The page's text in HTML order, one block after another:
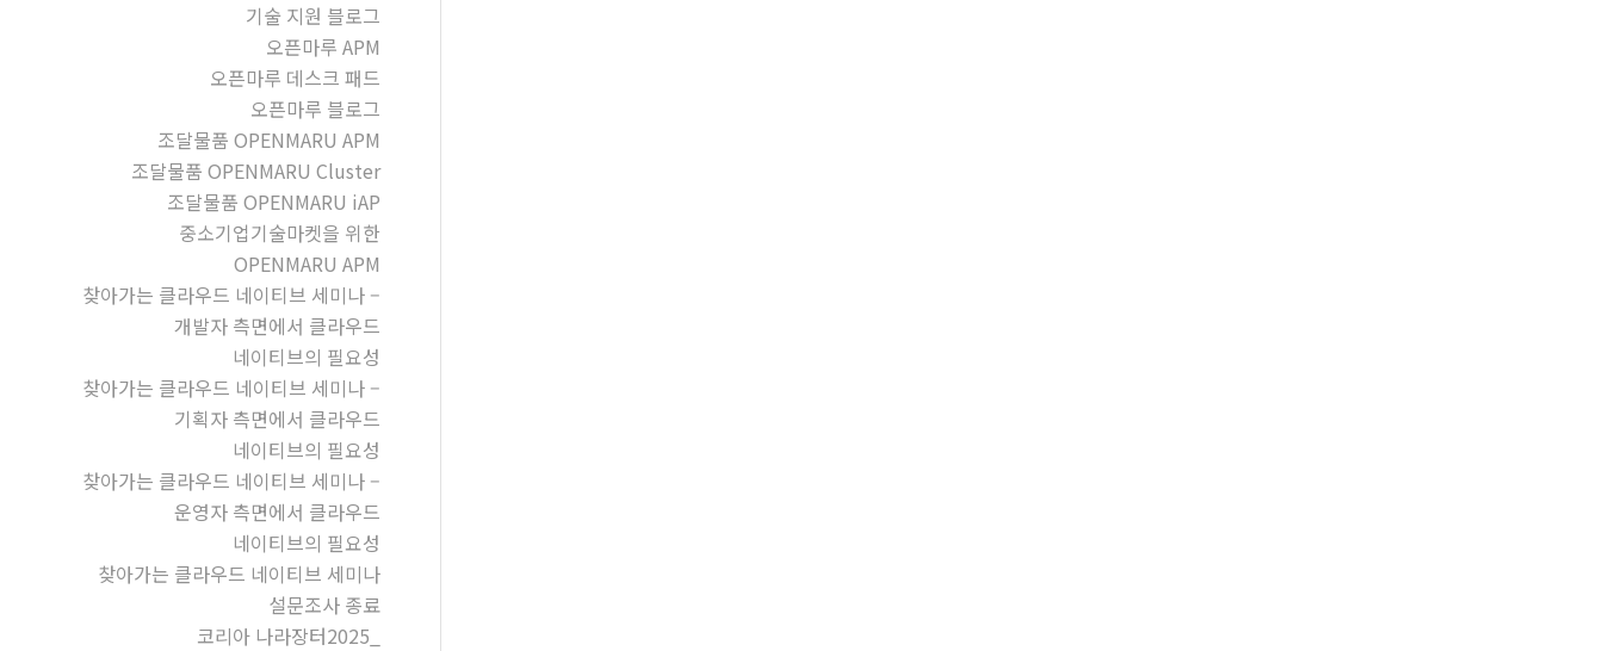
기술 지원 블로그
오픈마루 APM
오픈마루 데스크 패드
오픈마루 블로그
조달물품 OPENMARU APM
조달물품 OPENMARU Cluster
조달물품 OPENMARU iAP
중소기업기술마켓을 위한
OPENMARU APM
찾아가는 클라우드 네이티브 세미나 –
개발자 측면에서 클라우드
네이티브의 필요성
찾아가는 클라우드 네이티브 세미나 –
기획자 측면에서 클라우드
네이티브의 필요성
찾아가는 클라우드 네이티브 세미나 –
운영자 측면에서 클라우드
네이티브의 필요성
찾아가는 클라우드 네이티브 세미나
설문조사 종료
코리아 나라장터2025_